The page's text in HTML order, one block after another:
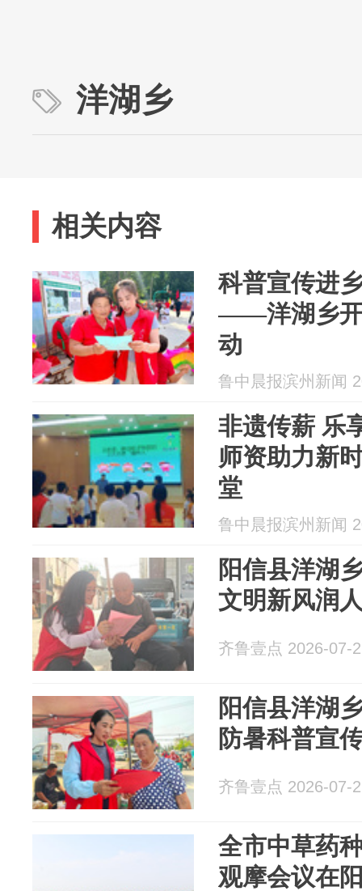
洋湖乡
相关内容
科普宣传进
——洋湖乡开
动
鲁中晨报滨州新闻
非遗传薪 乐
师资助力新
堂
鲁中晨报滨州新闻
阳信县洋湖
文明新风润
齐鲁壹点 2026-07-
阳信县洋湖
防暑科普宣
齐鲁壹点 2026-07-
全市中草药
观摩会议在